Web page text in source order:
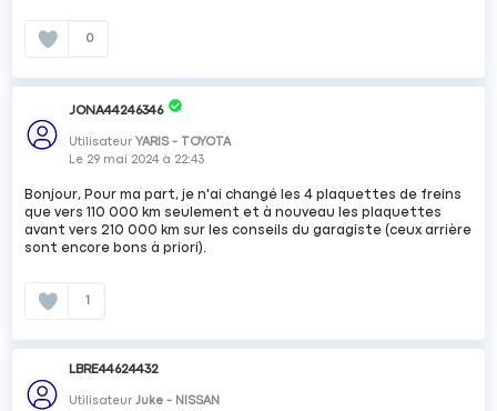
0
JONA44246346
UtilisateurYARIS - TOYOTA
Le 29 mai 2024 à 22:43
Bonjour, Pour ma part, je n'ai changé les 4 plaquettes de freins
que vers 110 000 km seulement et à nouveau les plaquettes
avant vers 210 000 km sur les conseils du garagiste (ceux arrière
sont encore bons à priori).
1
LBRE44624432
UtilisateurJuke - NISSAN